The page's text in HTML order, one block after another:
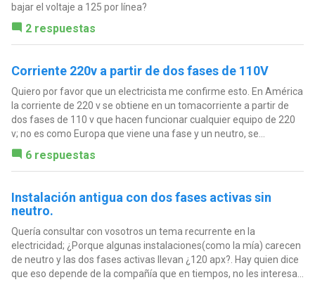
bajar el voltaje a 125 por línea?
2 respuestas
Corriente 220v a partir de dos fases de 110V
Quiero por favor que un electricista me confirme esto. En América
la corriente de 220 v se obtiene en un tomacorriente a partir de
dos fases de 110 v que hacen funcionar cualquier equipo de 220
v; no es como Europa que viene una fase y un neutro, se...
6 respuestas
Instalación antigua con dos fases activas sin
neutro.
Quería consultar con vosotros un tema recurrente en la
electricidad; ¿Porque algunas instalaciones(como la mía) carecen
de neutro y las dos fases activas llevan ¿120 apx?. Hay quien dice
que eso depende de la compañía que en tiempos, no les interesa...